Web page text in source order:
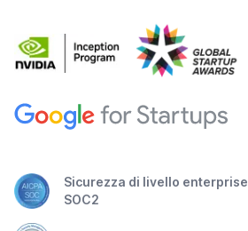
Sicurezza di livello enterprise
SOC2